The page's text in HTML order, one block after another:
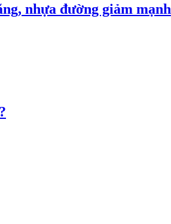
nhựa đường giảm mạnh